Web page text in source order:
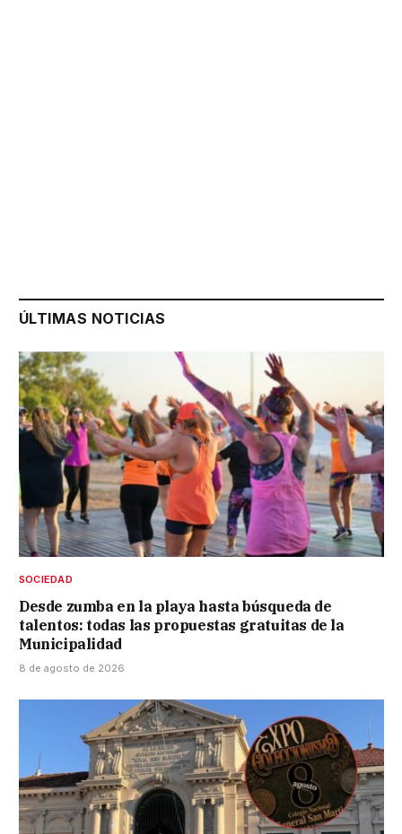
ÚLTIMAS NOTICIAS
SOCIEDAD
Desde zumba en la playa hasta búsqueda de
talentos: todas las propuestas gratuitas de la
Municipalidad
8 de agosto de 2026